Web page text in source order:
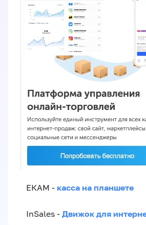
ЕКАМ - касса на планшете
InSales - Движок для